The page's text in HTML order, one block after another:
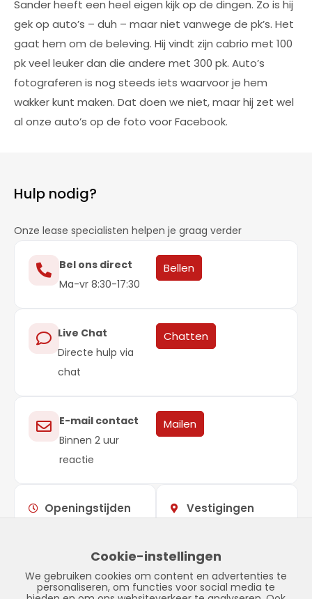
Sander heeft een heel eigen kijk op de dingen. Zo is hij
gek op auto’s – duh – maar niet vanwege de pk’s. Het
gaat hem om de beleving. Hij vindt zijn cabrio met 100
pk veel leuker dan die andere met 300 pk. Auto’s
fotograferen is nog steeds iets waarvoor je hem
wakker kunt maken. Dat doen we niet, maar hij zet wel
al onze auto’s op de foto voor Facebook.
Hulp nodig?
Onze lease specialisten helpen je graag verder
Bel ons direct
Ma-vr 8:30-17:30
Bellen
Live Chat
Directe hulp via
chat
Chatten
E-mail contact
Binnen 2 uur
reactie
Mailen
Openingstijden
ZondagGesloten
Vestigingen
Tinnegieter 7
9502 EX Stadskanaal
Cookie-instellingen
We gebruiken cookies om content en advertenties te
personaliseren, om functies voor social media te